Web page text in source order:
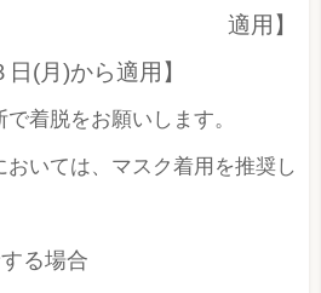
適用】
日(月)から適用】
着脱をお願いします。
おいては、マスク着用を推奨し
る場合